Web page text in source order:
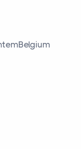
Belgium